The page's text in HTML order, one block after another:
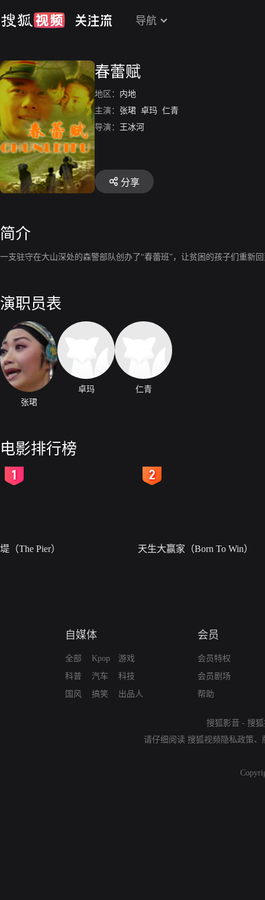
导航
春蕾赋
地区： 内地
主演： 张珺 卓玛 仁青
导演：
王冰河
分享
简介
一支驻守在大山深处的森警部队创办了“春蕾班”，让贫困的孩子们重新
演职员表
张珺
卓玛 仁青
电影排行榜
堤（The Pier） 天生大赢家（Born To Win）
自媒体
全部
科普
国风
Kpop
汽车
搞笑
游戏
科技
出品人
会员
会员特权
会员剧场
帮助
搜狐影音 - 搜
请仔细阅读 搜狐视频隐私政策、